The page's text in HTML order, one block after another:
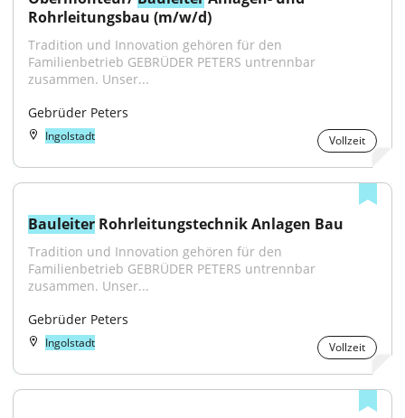
Rohrleitungsbau (m/w/d)
Tradition und Innovation gehören für den
Familienbetrieb GEBRÜDER PETERS untrennbar
zusammen. Unser...
Gebrüder Peters
Ingolstadt Vollzeit
Bauleiter Rohrleitungstechnik Anlagen Bau
Tradition und Innovation gehören für den
Familienbetrieb GEBRÜDER PETERS untrennbar
zusammen. Unser...
Gebrüder Peters
Ingolstadt Vollzeit